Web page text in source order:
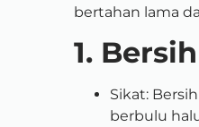
bertahan lama
1.
Sikat:
berbulu